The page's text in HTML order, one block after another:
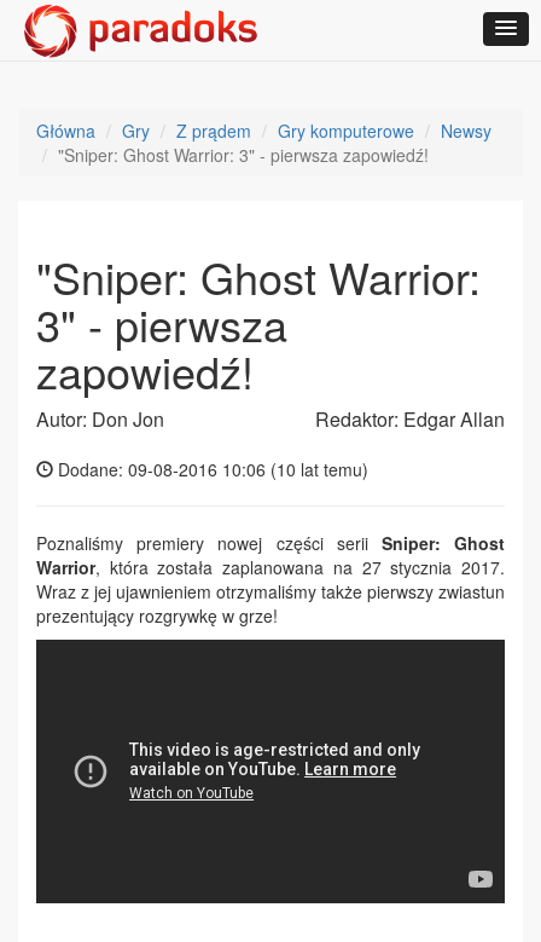
Główna Gry Z prądem Gry komputerowe
Newsy
"Sniper: Ghost Warrior: 3" - pierwsza zapowiedź!
"Sniper: Ghost Warrior:
3" - pierwsza
zapowiedź!
Autor: Don Jon Redaktor: Edgar Allan
Dodane: 09-08-2016 10:06 (10 lat temu)
Poznaliśmy premiery nowej części serii Sniper: Ghost
Warrior, która została zaplanowana na 27 stycznia 2017.
Wraz z jej ujawnieniem otrzymaliśmy także pierwszy zwiastun
prezentujący rozgrywkę w grze!